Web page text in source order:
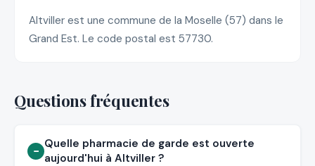
Altviller est une commune de la Moselle (57) dans le
Grand Est. Le code postal est 57730.
Questions fréquentes
Quelle pharmacie de garde est ouverte
aujourd'hui à Altviller ?